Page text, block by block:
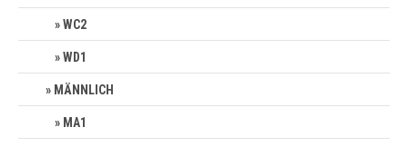
WC2
WD1
MÄNNLICH
MA1